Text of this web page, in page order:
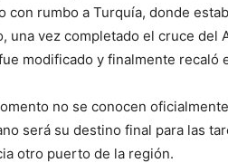
con rumbo a Turquía, donde
una vez completado el cruce del
modificado y finalmente recaló
no se conocen
será su destino final para las
otro puerto de la región.